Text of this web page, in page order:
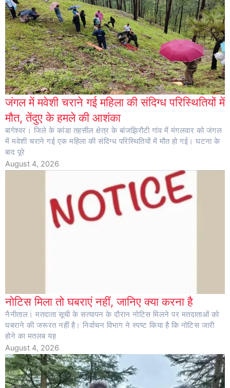
जंगल में मवेशी चराने गई महिला की संदिग्ध परिस्थितियों में
मौत, तेंदुए के हमले की आशंका
बागेश्वर। जिले के कांडा तहसील क्षेत्र के बांजझिरौटी गांव में मंगलवार को जंगल
में मवेशी चराने गई एक महिला की संदिग्ध परिस्थितियों में मौत हो गई। घटना के
बाद पूरे
August 4, 2026
नोटिस मिला तो घबराएं नहीं, जानिए क्या करना है
नैनीताल। मतदाता सूची के सत्यापन के दौरान नोटिस मिलने पर मतदाताओं को
घबराने की जरूरत नहीं है। निर्वाचन विभाग ने स्पष्ट किया है कि नोटिस जारी
होने का मतलब यह
August 4, 2026